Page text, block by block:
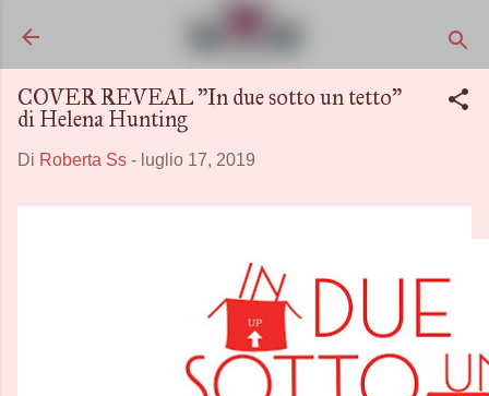
Passa ai contenuti principali
COVER REVEAL "In due sotto un tetto"
di Helena Hunting
Di Roberta Ss - luglio 17, 2019